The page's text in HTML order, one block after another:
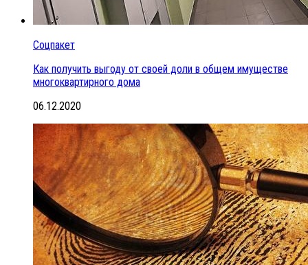
Соцпакет
Как получить выгоду от своей доли в общем имуществе
многоквартирного дома
06.12.2020